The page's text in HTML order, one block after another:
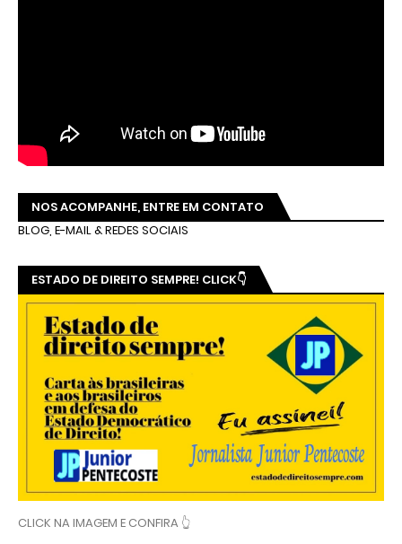
NOS ACOMPANHE, ENTRE EM CONTATO
BLOG, E-MAIL & REDES SOCIAIS
ESTADO DE DIREITO SEMPRE! CLICK👇
CLICK NA IMAGEM E CONFIRA 👆